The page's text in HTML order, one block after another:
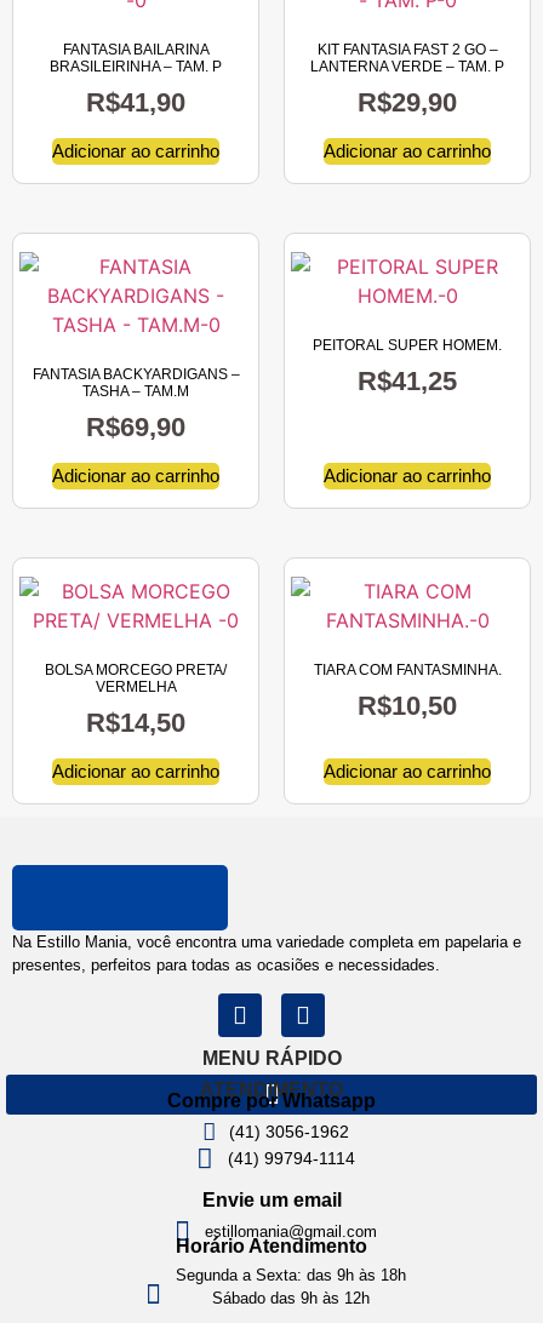
FANTASIA BAILARINA
BRASILEIRINHA – TAM. P
R$41,90
Adicionar ao carrinho
KIT FANTASIA FAST 2 GO –
LANTERNA VERDE – TAM. P
R$29,90
Adicionar ao carrinho
FANTASIA BACKYARDIGANS –
TASHA – TAM.M
R$69,90
Adicionar ao carrinho
PEITORAL SUPER HOMEM.
R$41,25
Adicionar ao carrinho
BOLSA MORCEGO PRETA/
VERMELHA
R$14,50
Adicionar ao carrinho
TIARA COM FANTASMINHA.
R$10,50
Adicionar ao carrinho
Na Estillo Mania, você encontra uma variedade completa em papelaria e
presentes, perfeitos para todas as ocasiões e necessidades.
MENU RÁPIDO
ATENDIMENTO
Compre por Whatsapp
(41) 3056-1962
(41) 99794-1114
Envie um email
estillomania@gmail.com
Horário Atendimento
Segunda a Sexta: das 9h às 18h
Sábado das 9h às 12h